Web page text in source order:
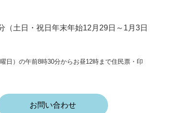
（土日・祝日年末年始12月29日～1月3日
日）の午前8時30分からお昼12時まで住民票・印
お問い合わせ